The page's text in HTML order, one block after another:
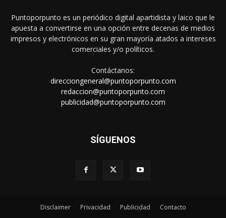
Puntoporpunto es un periódico digital apartidista y laico que le
apuesta a convertirse en una opción entre decenas de medios
impresos y electrónicos en su gran mayoría atados a intereses
comerciales y/o políticos.
Contáctanos:
direcciongeneral@puntoporpunto.com
redaccion@puntoporpunto.com
publicidad@puntoporpunto.com
SÍGUENOS
Disclaimer Privacidad Publicidad Contacto